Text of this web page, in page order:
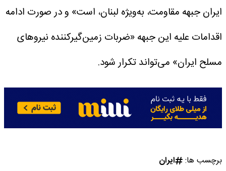
ایران جبهه مقاومت، به‌ویژه لبنان، است» و در صورت ادامه
اقدامات علیه این جبهه «ضربات زمین‌گیرکننده نیروهای
مسلح ایران» می‌تواند تکرار شود.
برچسب ها: ایران